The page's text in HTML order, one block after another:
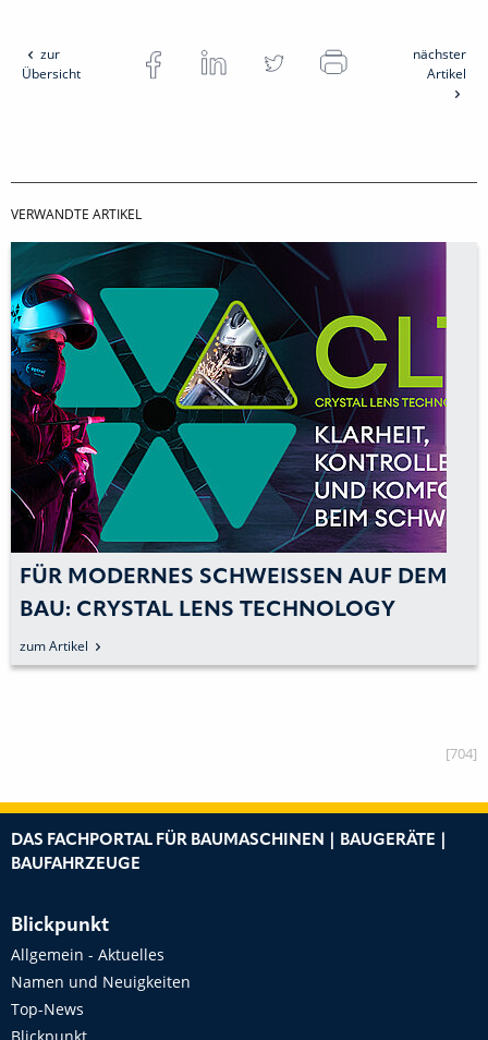
zur
Übersicht
nächster
Artikel
VERWANDTE ARTIKEL
FÜR MODERNES SCHWEISSEN AUF DEM B
AU: CRYSTAL LENS TECHNOLOGY
zum Artikel
[704]
DAS FACHPORTAL FÜR BAUMASCHINEN | BAUGERÄTE |
BAUFAHRZEUGE
Blickpunkt
Allgemein - Aktuelles
Namen und Neuigkeiten
Top-News